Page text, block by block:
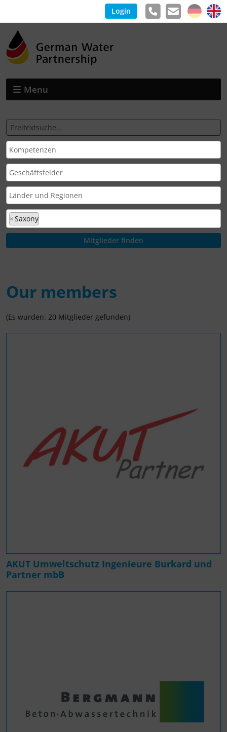
Login
Menu
×Saxony
Our members
(Es wurden: 20 Mitglieder gefunden)
AKUT Umweltschutz Ingenieure Burkard und
Partner mbB